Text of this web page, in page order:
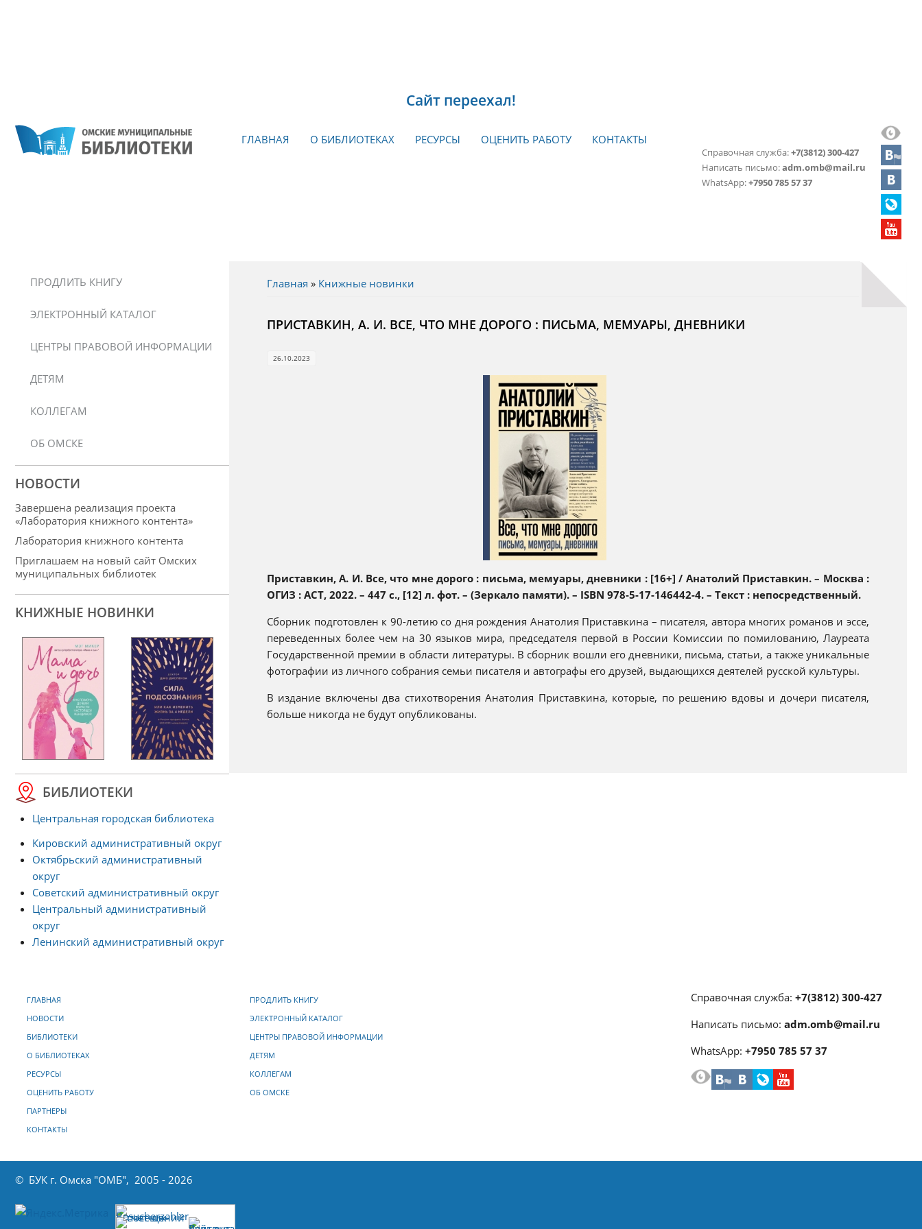
Сайт переехал!
ГЛАВНАЯ О БИБЛИОТЕКАХ РЕСУРСЫ ОЦЕНИТЬ РАБОТУ КОНТАКТЫ
Справочная служба:+7(3812) 300-427
Написать письмо:adm.omb@mail.ru
WhatsApp:+7950 785 57 37
Вы здесь
Главная » Книжные новинки
ПРИСТАВКИН, А. И. ВСЕ, ЧТО МНЕ ДОРОГО : ПИСЬМА, МЕМУАРЫ, ДНЕВНИКИ
26.10.2023
Приставкин, А. И. Все, что мне дорого : письма, мемуары, дневники : [16+] / Анатолий Приставкин. – Москва :
ОГИЗ : АСТ, 2022. – 447 с., [12] л. фот. – (Зеркало памяти). – ISBN 978-5-17-146442-4. – Текст : непосредственный.
Сборник подготовлен к 90-летию со дня рождения Анатолия Приставкина – писателя, автора многих романов и эссе,
переведенных более чем на 30 языков мира, председателя первой в России Комиссии по помилованию, Лауреата
Государственной премии в области литературы. В сборник вошли его дневники, письма, статьи, а также уникальные
фотографии из личного собрания семьи писателя и автографы его друзей, выдающихся деятелей русской культуры.
В издание включены два стихотворения Анатолия Приставкина, которые, по решению вдовы и дочери писателя,
больше никогда не будут опубликованы.
ПРОДЛИТЬ КНИГУ
ЭЛЕКТРОННЫЙ КАТАЛОГ
ЦЕНТРЫ ПРАВОВОЙ ИНФОРМАЦИИ
ДЕТЯМ
КОЛЛЕГАМ
ОБ ОМСКЕ
НОВОСТИ
Завершена реализация проекта
«Лаборатория книжного контента»
Лаборатория книжного контента
Приглашаем на новый сайт Омских
муниципальных библиотек
КНИЖНЫЕ НОВИНКИ
БИБЛИОТЕКИ
Центральная городская библиотека
Кировский административный округ
Октябрьский административный
округ
Советский административный округ
Центральный административный
округ
Ленинский административный округ
ГЛАВНАЯ
НОВОСТИ
БИБЛИОТЕКИ
О БИБЛИОТЕКАХ
РЕСУРСЫ
ОЦЕНИТЬ РАБОТУ
ПАРТНЕРЫ
КОНТАКТЫ
ПРОДЛИТЬ КНИГУ
ЭЛЕКТРОННЫЙ КАТАЛОГ
ЦЕНТРЫ ПРАВОВОЙ ИНФОРМАЦИИ
ДЕТЯМ
КОЛЛЕГАМ
ОБ ОМСКЕ
Справочная служба: +7(3812) 300-427
Написать письмо: adm.omb@mail.ru
WhatsApp: +7950 785 57 37
© БУК г. Омска "ОМБ", 2005 - 2026